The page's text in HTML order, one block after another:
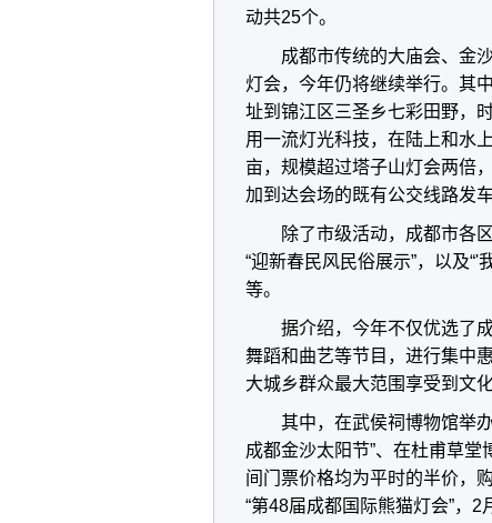
动共25个。
成都市传统的大庙会、金
灯会，今年仍将继续举行。其
址到锦江区三圣乡七彩田野，
用一流灯光科技，在陆上和水
亩，规模超过塔子山灯会两倍
加到达会场的既有公交线路发
除了市级活动，成都市各
“迎新春民风民俗展示”，以及
等。
据介绍，今年不仅优选了
舞蹈和曲艺等节目，进行集中
大城乡群众最大范围享受到文化
其中，在武侯祠博物馆举
成都金沙太阳节”、在杜甫草堂
间门票价格均为平时的半价，
“第48届成都国际熊猫灯会”，